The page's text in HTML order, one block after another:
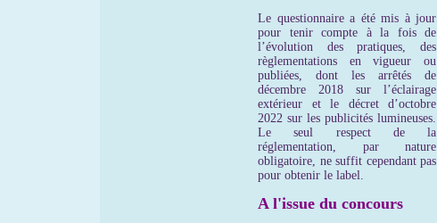
Le questionnaire a été mis à jour
pour tenir compte à la fois de
l’évolution des pratiques, des
règlementations en vigueur ou
publiées, dont les arrêtés de
décembre 2018 sur l’éclairage
extérieur et le décret d’octobre
2022 sur les publicités lumineuses.
Le seul respect de la
réglementation, par nature
obligatoire, ne suffit cependant pas
pour obtenir le label.
A l'issue du concours